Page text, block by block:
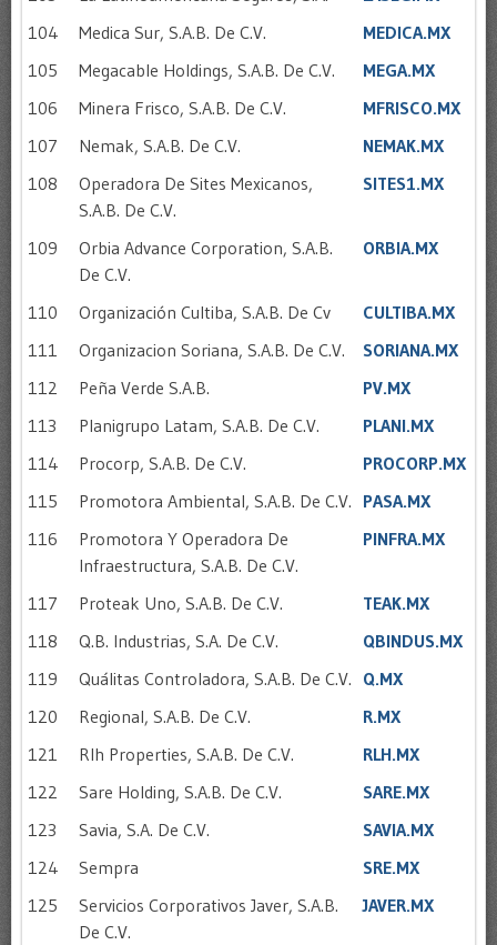
104
Medica Sur, S.A.B. De C.V.
MEDICA.MX
105
Megacable Holdings, S.A.B. De C.V.
MEGA.MX
106
Minera Frisco, S.A.B. De C.V.
MFRISCO.MX
107
Nemak, S.A.B. De C.V.
NEMAK.MX
108
Operadora De Sites Mexicanos,
S.A.B. De C.V.
SITES1.MX
109
Orbia Advance Corporation, S.A.B.
De C.V.
ORBIA.MX
110 Organización Cultiba, S.A.B. De Cv
CULTIBA.MX
111
Organizacion Soriana, S.A.B. De C.V.
SORIANA.MX
112
Peña Verde S.A.B.
PV.MX
113
Planigrupo Latam, S.A.B. De C.V.
PLANI.MX
114
Procorp, S.A.B. De C.V.
PROCORP.MX
115
Promotora Ambiental, S.A.B. De C.V. PASA.MX
116
Promotora Y Operadora De
Infraestructura, S.A.B. De C.V.
PINFRA.MX
117 Proteak Uno, S.A.B. De C.V.
TEAK.MX
118
Q.B. Industrias, S.A. De C.V.
QBINDUS.MX
119
Quálitas Controladora, S.A.B. De C.V. Q.MX
120
Regional, S.A.B. De C.V.
R.MX
121
Rlh Properties, S.A.B. De C.V.
RLH.MX
122
Sare Holding, S.A.B. De C.V.
SARE.MX
123
Savia, S.A. De C.V.
SAVIA.MX
124
Sempra
SRE.MX
125
Servicios Corporativos Javer, S.A.B.
De C.V.
JAVER.MX